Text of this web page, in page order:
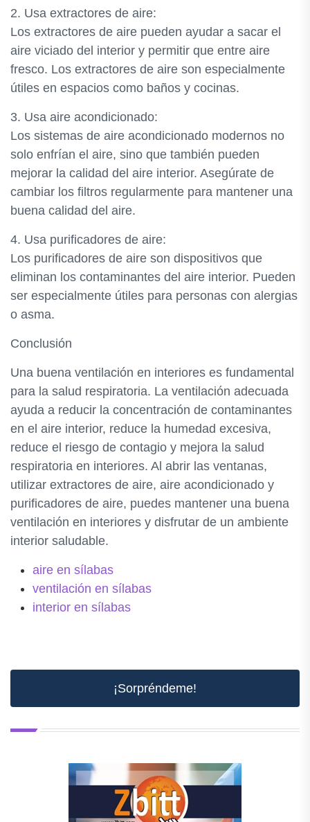
2. Usa extractores de aire:
Los extractores de aire pueden ayudar a sacar el
aire viciado del interior y permitir que entre aire
fresco. Los extractores de aire son especialmente
útiles en espacios como baños y cocinas.
3. Usa aire acondicionado:
Los sistemas de aire acondicionado modernos no
solo enfrían el aire, sino que también pueden
mejorar la calidad del aire interior. Asegúrate de
cambiar los filtros regularmente para mantener una
buena calidad del aire.
4. Usa purificadores de aire:
Los purificadores de aire son dispositivos que
eliminan los contaminantes del aire interior. Pueden
ser especialmente útiles para personas con alergias
o asma.
Conclusión
Una buena ventilación en interiores es fundamental
para la salud respiratoria. La ventilación adecuada
ayuda a reducir la concentración de contaminantes
en el aire interior, reduce la humedad excesiva,
reduce el riesgo de contagio y mejora la salud
respiratoria en interiores. Al abrir las ventanas,
utilizar extractores de aire, aire acondicionado y
purificadores de aire, puedes mantener una buena
ventilación en interiores y disfrutar de un ambiente
interior saludable.
aire en sílabas
ventilación en sílabas
interior en sílabas
¡Sorpréndeme!